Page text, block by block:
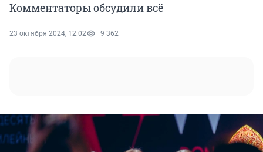
Комментаторы обсудили всё
23 октября 2024, 12:02 9 362